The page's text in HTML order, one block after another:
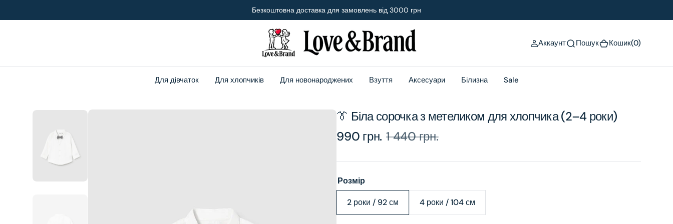
n
t
Безкоштовна доставка для замовлень від 3000 грн
Аккаунт Пошук Кошик(0)
Для дівчаток Для хлопчиків Для новонароджених Взуття Аксесуари Білизна Sale
👔 Біла сорочка з метеликом для хлопчика (2–4 роки)
Sale
price
990 грн.
Regular
price
1 440 грн.
Розмір
2 роки / 92 см
Variant
sold
4 роки / 104 см
Variant
sold